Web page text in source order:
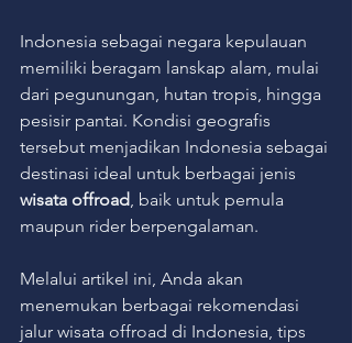
Indonesia sebagai negara kepulauan
memiliki beragam lanskap alam, mulai
dari pegunungan, hutan tropis, hingga
pesisir pantai. Kondisi geografis
tersebut menjadikan Indonesia sebagai
destinasi ideal untuk berbagai jenis
wisata offroad, baik untuk pemula
maupun rider berpengalaman.
Melalui artikel ini, Anda akan
menemukan berbagai rekomendasi
jalur wisata offroad di Indonesia, tips